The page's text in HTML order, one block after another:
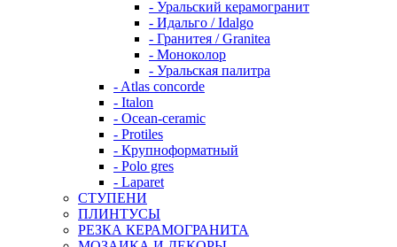
- Уральский керамогранит
- Идальго / Idalgo
- Гранитея / Granitea
- Моноколор
- Уральская палитра
- Atlas concorde
- Italon
- Ocean-ceramic
- Protiles
- Крупноформатный
- Polo gres
- Laparet
СТУПЕНИ
ПЛИНТУСЫ
РЕЗКА КЕРАМОГРАНИТА